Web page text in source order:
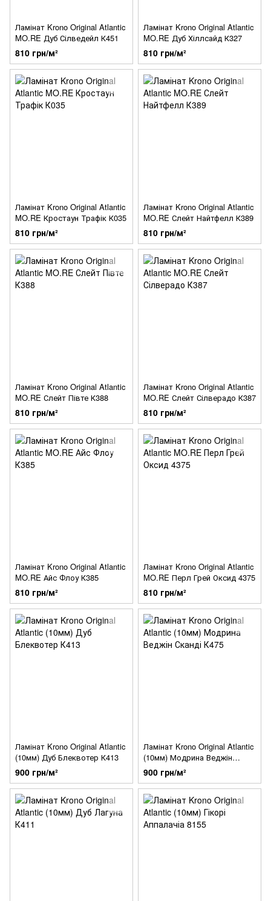
Ламінат Krono Original Atlantic
MO.RE Дуб Сілведейл К451
810 грн/м²
Ламінат Krono Original Atlantic
MO.RE Дуб Хіллсайд К327
810 грн/м²
Ламінат Krono Original Atlantic
MO.RE Кростаун Трафік К035
810 грн/м²
Ламінат Krono Original Atlantic
MO.RE Слейт Найтфелл К389
810 грн/м²
Ламінат Krono Original Atlantic
MO.RE Слейт Півте К388
810 грн/м²
Ламінат Krono Original Atlantic
MO.RE Слейт Сілверадо К387
810 грн/м²
Ламінат Krono Original Atlantic
MO.RE Айс Флоу К385
810 грн/м²
Ламінат Krono Original Atlantic
MO.RE Перл Грей Оксид 4375
810 грн/м²
Ламінат Krono Original Atlantic
(10мм) Дуб Блеквотер К413
900 грн/м²
Ламінат Krono Original Atlantic
(10мм) Модрина Веджін
Сканді К475
900 грн/м²